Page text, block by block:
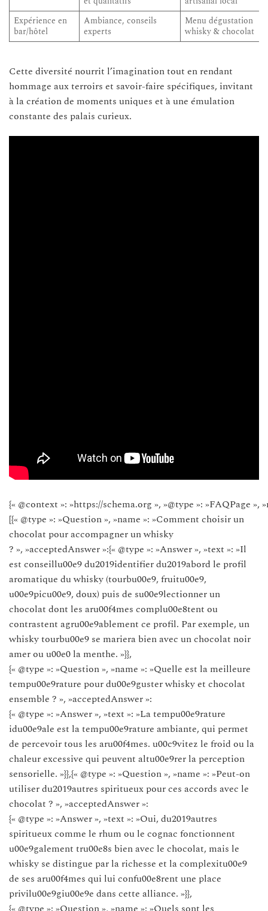
Expérience en
bar/hôtel
Ambiance, conseils
experts
Menu dégustation
whisky & chocolat
Cette diversité nourrit l’imagination tout en rendant
hommage aux terroirs et savoir-faire spécifiques, invitant
à la création de moments uniques et à une émulation
constante des palais curieux.
{« @context »: »https://schema.org », »@type »: »FAQPage »,
[{« @type »: »Question », »name »: »Comment choisir un
chocolat pour accompagner un whisky
? », »acceptedAnswer »:{« @type »: »Answer », »text »: »Il
est conseillu00e9 du2019identifier du2019abord le profil
aromatique du whisky (tourbu00e9, fruitu00e9,
u00e9picu00e9, doux) puis de su00e9lectionner un
chocolat dont les aru00f4mes complu00e8tent ou
contrastent agru00e9ablement ce profil. Par exemple, un
whisky tourbu00e9 se mariera bien avec un chocolat noir
amer ou u00e0 la menthe. »}},
{« @type »: »Question », »name »: »Quelle est la meilleure
tempu00e9rature pour du00e9guster whisky et chocolat
ensemble ? », »acceptedAnswer »:
{« @type »: »Answer », »text »: »La tempu00e9rature
idu00e9ale est la tempu00e9rature ambiante, qui permet
de percevoir tous les aru00f4mes. u00c9vitez le froid ou la
chaleur excessive qui peuvent altu00e9rer la perception
sensorielle. »}},{« @type »: »Question », »name »: »Peut-on
utiliser du2019autres spiritueux pour ces accords avec le
chocolat ? », »acceptedAnswer »:
{« @type »: »Answer », »text »: »Oui, du2019autres
spiritueux comme le rhum ou le cognac fonctionnent
u00e9galement tru00e8s bien avec le chocolat, mais le
whisky se distingue par la richesse et la complexitu00e9
de ses aru00f4mes qui lui confu00e8rent une place
privilu00e9giu00e9e dans cette alliance. »}},